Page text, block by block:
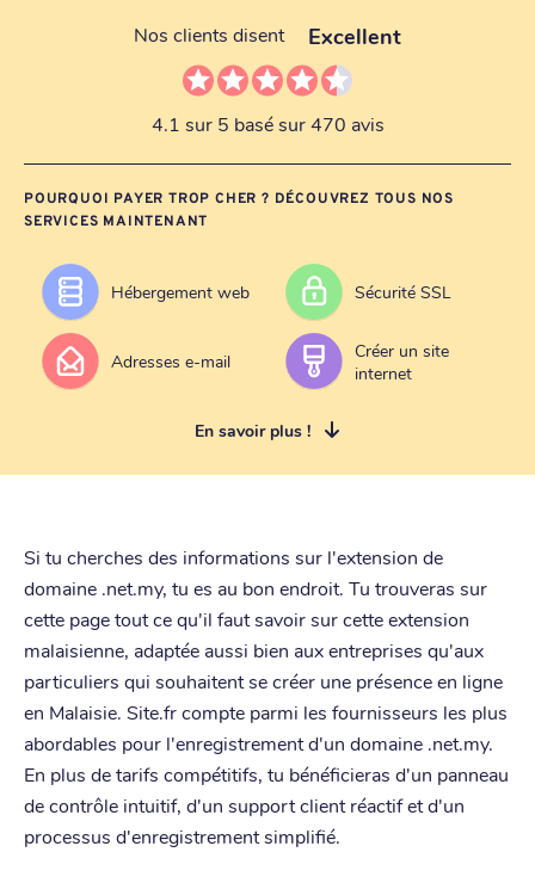
Nos clients disent Excellent
4.1 sur 5 basé sur 470 avis
POURQUOI PAYER TROP CHER ? DÉCOUVREZ TOUS NOS
SERVICES MAINTENANT
Hébergement web Sécurité SSL
Adresses e-mail
Créer un site
internet
En savoir plus !
Si tu cherches des informations sur l'extension de
domaine .net.my, tu es au bon endroit. Tu trouveras sur
cette page tout ce qu'il faut savoir sur cette extension
malaisienne, adaptée aussi bien aux entreprises qu'aux
particuliers qui souhaitent se créer une présence en ligne
en Malaisie. Site.fr compte parmi les fournisseurs les plus
abordables pour l'enregistrement d'un domaine .net.my.
En plus de tarifs compétitifs, tu bénéficieras d'un panneau
de contrôle intuitif, d'un support client réactif et d'un
processus d'enregistrement simplifié.